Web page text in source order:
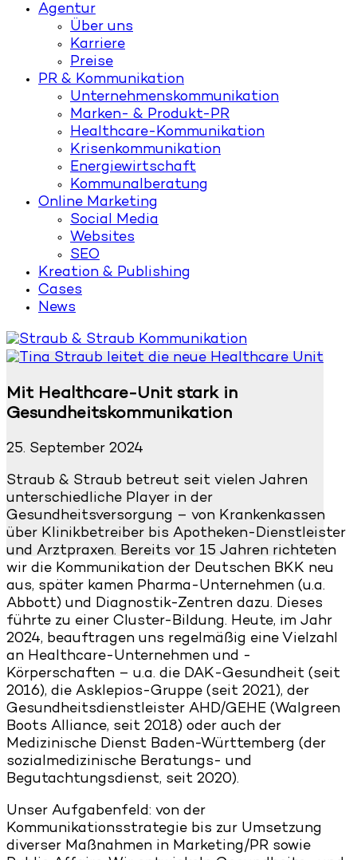
Agentur
Über uns
Karriere
Preise
PR & Kommunikation
Unternehmenskommunikation
Marken- & Produkt-PR
Healthcare-Kommunikation
Krisenkommunikation
Energiewirtschaft
Kommunalberatung
Online Marketing
Social Media
Websites
SEO
Kreation & Publishing
Cases
News
Mit Healthcare-Unit stark in
Gesundheitskommunikation
25. September 2024
Straub & Straub betreut seit vielen Jahren
unterschiedliche Player in der
Gesundheitsversorgung – von Krankenkassen
über Klinikbetreiber bis Apotheken-Dienstleister
und Arztpraxen. Bereits vor 15 Jahren richteten
wir die Kommunikation der Deutschen BKK neu
aus, später kamen Pharma-Unternehmen (u.a.
Abbott) und Diagnostik-Zentren dazu. Dieses
führte zu einer Cluster-Bildung. Heute, im Jahr
2024, beauftragen uns regelmäßig eine Vielzahl
an Healthcare-Unternehmen und -
Körperschaften – u.a. die DAK-Gesundheit (seit
2016), die Asklepios-Gruppe (seit 2021), der
Gesundheitsdienstleister AHD/GEHE (Walgreen
Boots Alliance, seit 2018) oder auch der
Medizinische Dienst Baden-Württemberg (der
sozialmedizinische Beratungs- und
Begutachtungsdienst, seit 2020).
Unser Aufgabenfeld: von der
Kommunikationsstrategie bis zur Umsetzung
diverser Maßnahmen in Marketing/PR sowie